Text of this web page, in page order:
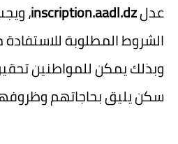
عدل
،
الشروط المطلوبة للاستفادة
وبذلك يمكن للمواطنين
سكن يليق بحاجاتهم